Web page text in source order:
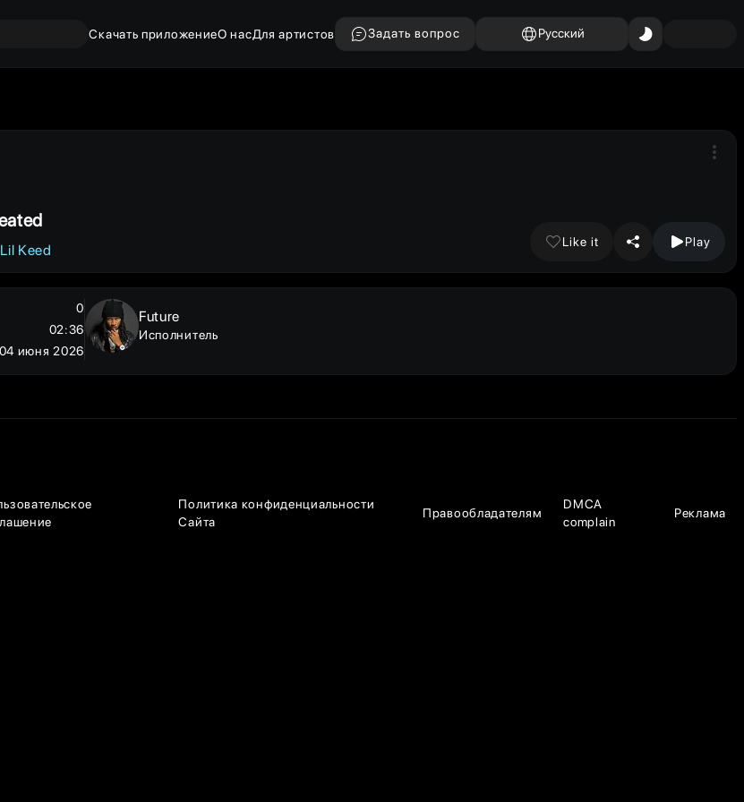
Скачать приложениеО насДля артистов Задать вопрос Русский
Lil Keed
Like it Play
0
02:36
04 июня 2026
Future
Исполнитель
Политика конфиденциальности
Сайта
Правообладателям
DMCA
complain
Реклама